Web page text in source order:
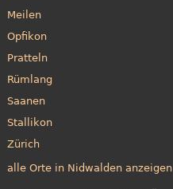
Meilen
Opfikon
Pratteln
Rümlang
Saanen
Stallikon
Zürich
alle Orte in Nidwalden anzeigen